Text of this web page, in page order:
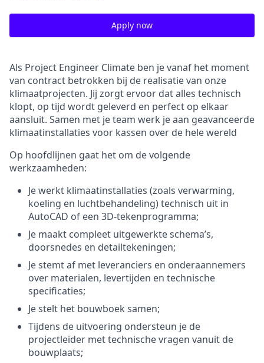
Apply now
Als Project Engineer Climate ben je vanaf het moment
van contract betrokken bij de realisatie van onze
klimaatprojecten. Jij zorgt ervoor dat alles technisch
klopt, op tijd wordt geleverd en perfect op elkaar
aansluit. Samen met je team werk je aan geavanceerde
klimaatinstallaties voor kassen over de hele wereld
Op hoofdlijnen gaat het om de volgende
werkzaamheden:
Je werkt klimaatinstallaties (zoals verwarming,
koeling en luchtbehandeling) technisch uit in
AutoCAD of een 3D-tekenprogramma;
Je maakt compleet uitgewerkte schema’s,
doorsnedes en detailtekeningen;
Je stemt af met leveranciers en onderaannemers
over materialen, levertijden en technische
specificaties;
Je stelt het bouwboek samen;
Tijdens de uitvoering ondersteun je de
projectleider met technische vragen vanuit de
bouwplaats;